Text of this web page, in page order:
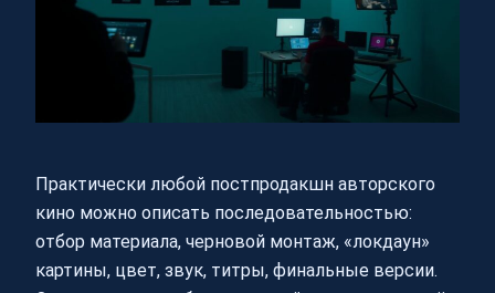
Практически любой постпродакшн авторского
кино можно описать последовательностью:
отбор материала, черновой монтаж, «локдаун»
картины, цвет, звук, титры, финальные версии.